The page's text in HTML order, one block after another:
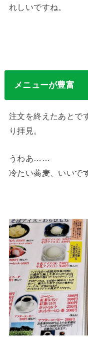
れしいですね。
メニューが豊富
注文を終えたあとで
り拝見。
うわあ……
冷たい蕎麦、いいで